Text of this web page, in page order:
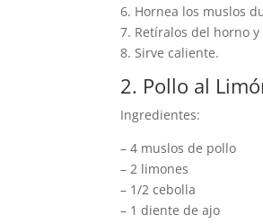
6. Hornea los muslos
7. Retíralos del horno
8. Sirve caliente.
2. Pollo al
Ingredientes:
– 4 muslos de pollo
– 2 limones
– 1/2 cebolla
– 1 diente de ajo